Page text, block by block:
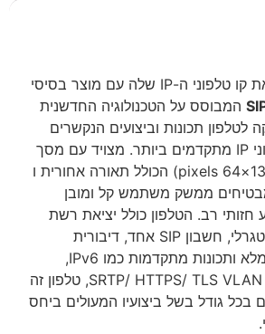
Yealink מרחיבה את קו טלפוני ה-IP שלה עם מוצר בסיסי
המבוסס על הטכנולוגיה החדשנית
תכונות וביצועים הנקשרים
בדרך כלל עם טלפוני IP מתקדמים ביותר. מצויד עם מסך
גרפי LCD רחב (132×64 pixels) הכולל תאורה אחורית ו
ממשק משתמש קל ומובן
חזותי רב. הטלפון כולל יציאת רשת
כפולה עם PoE אינטגרלי, חשבון SIP אחד, דיבורית
הפועלת בדופלקס מלא ותכונות מתקדמות כמו IPv6,
ועבודה עם SRTP/ HTTPS/ TLS VLAN & QoS, טלפון זה
בכל גודל בשל ביצועיו המעולים ביחס